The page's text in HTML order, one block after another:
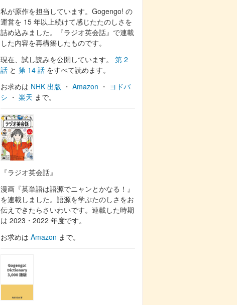
私が原作を担当しています。Gogengo! の
運営を 15 年以上続けて感じたたのしさを
詰め込みました。『ラジオ英会話』で連載
した内容を再構築したものです。
現在、試し読みを公開しています。 第 2
話 と 第 14 話 をすべて読めます。
お求めは NHK 出版 ・ Amazon ・ ヨドバ
シ ・ 楽天 まで。
『ラジオ英会話』
漫画『英単語は語源でニャンとかなる！』
を連載しました。語源を学ぶたのしさをお
伝えできたらさいわいです。連載した時期
は 2023・2022 年度です。
お求めは Amazon まで。